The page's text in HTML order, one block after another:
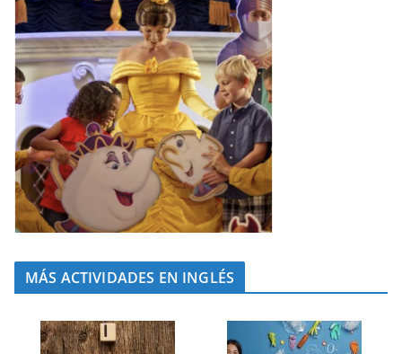
MÁS ACTIVIDADES EN INGLÉS